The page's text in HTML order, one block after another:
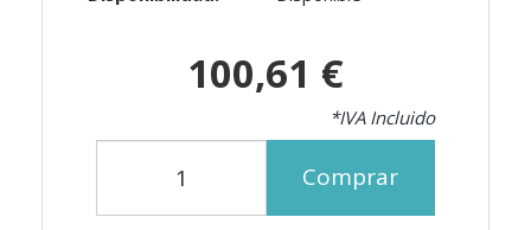
100,61 €
*IVA Incluido
Comprar